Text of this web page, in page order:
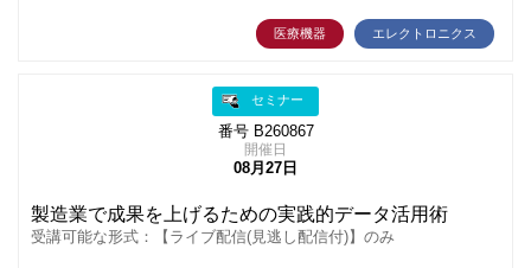
医療機器 エレクトロニクス
セミナー
番号 B260867
開催日
08月27日
製造業で成果を上げるための実践的データ活用術
受講可能な形式：【ライブ配信(見逃し配信付)】のみ